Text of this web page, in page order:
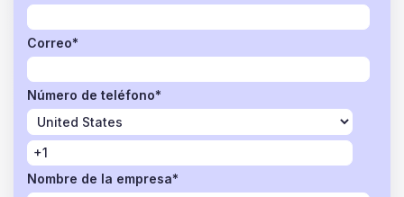
Correo*
Número de teléfono*
Nombre de la empresa*